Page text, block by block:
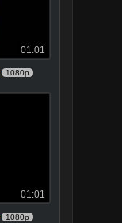
01:01
1080p
01:01
1080p